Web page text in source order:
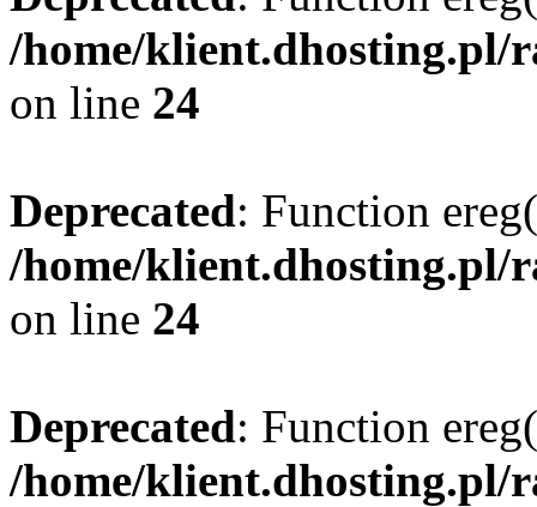
/home/klient.dhosting.pl/
on line 24
Deprecated: Function
/home/klient.dhosting.pl/
on line 24
Deprecated: Function
/home/klient.dhosting.pl/